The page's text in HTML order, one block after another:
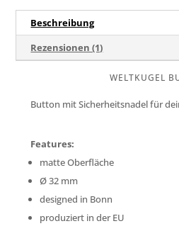
Beschreibung
Rezensionen (1)
WELTKUGEL
Button mit Sicherheitsnadel für
Features:
matte Oberfläche
Ø32 mm
designed in Bonn
produziert in der EU